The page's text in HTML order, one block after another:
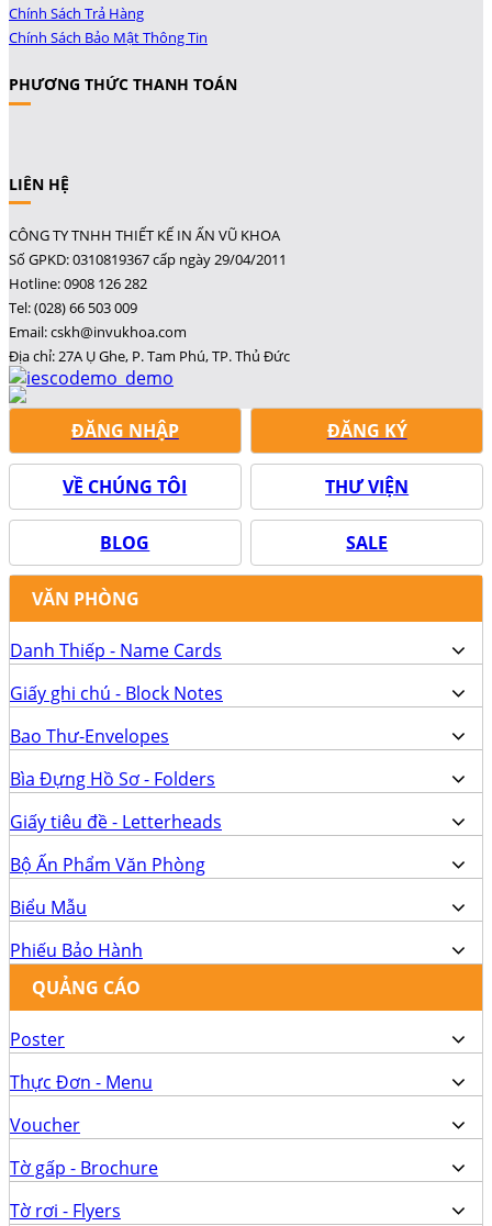
Chính Sách Trả Hàng
Chính Sách Bảo Mật Thông Tin
PHƯƠNG THỨC THANH TOÁN
LIÊN HỆ
CÔNG TY TNHH THIẾT KẾ IN ẤN VŨ KHOA
Số GPKD: 0310819367 cấp ngày 29/04/2011
Hotline: 0908 126 282
Tel: (028) 66 503 009
Email: cskh@invukhoa.com
Địa chỉ: 27A Ụ Ghe, P. Tam Phú, TP. Thủ Đức
ĐĂNG NHẬP ĐĂNG KÝ
VỀ CHÚNG TÔI THƯ VIỆN
BLOG SALE
VĂN PHÒNG
Danh Thiếp - Name Cards
Giấy ghi chú - Block Notes
Bao Thư-Envelopes
Bìa Đựng Hồ Sơ - Folders
Giấy tiêu đề - Letterheads
Bộ Ấn Phẩm Văn Phòng
Biểu Mẫu
Phiếu Bảo Hành
QUẢNG CÁO
Poster
Thực Đơn - Menu
Voucher
Tờ gấp - Brochure
Tờ rơi - Flyers